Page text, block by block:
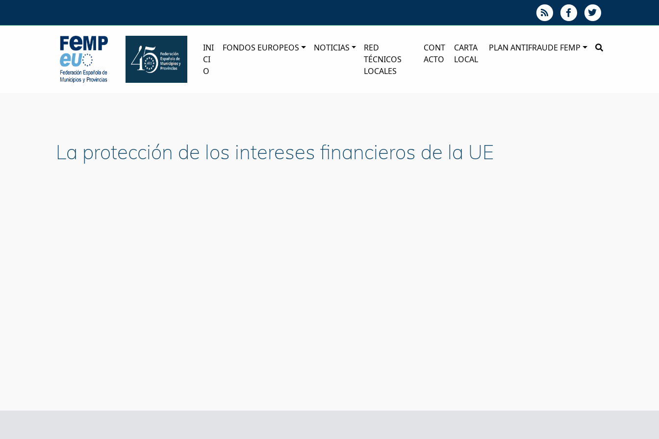
INI
CI
O
FONDOS EUROPEOS NOTICIAS
RED
TÉCNICOS
LOCALES
CONT
ACTO
CARTA
LOCAL
PLAN ANTIFRAUDE FEMP
La protección de los intereses financieros de la UE